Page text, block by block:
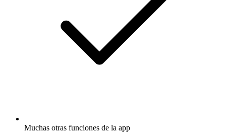
Muchas otras funciones de la app